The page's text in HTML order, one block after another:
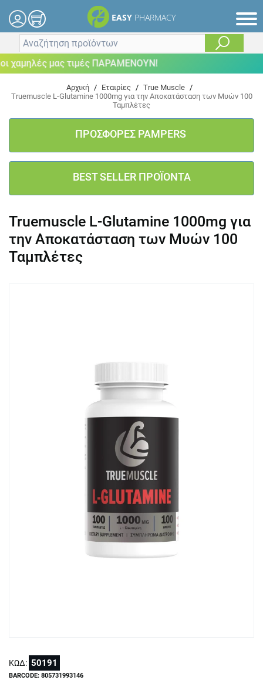
EASY PHARMACY
χαμηλές μας τιμές ΠΑΡΑΜΕΝΟΥΝ!
Αρχική / Εταιρίες / True Muscle /
Truemuscle L-Glutamine 1000mg για την Αποκατάσταση των Μυών 100
Ταμπλέτες
ΠΡΟΣΦΟΡΕΣ PAMPERS
BEST SELLER ΠΡΟΪΟΝΤΑ
Truemuscle L-Glutamine 1000mg για
την Αποκατάσταση των Μυών 100
Ταμπλέτες
ΚΩΔ: 50191
BARCODE: 805731993146